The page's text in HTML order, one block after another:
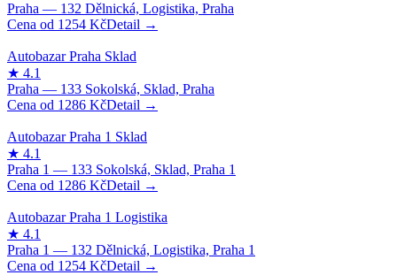
1254 Kč
1286 Kč
1286 Kč
1254 Kč